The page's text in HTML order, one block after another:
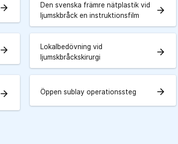
arrow_forward
Den svenska främre nätplastik vid
ljumskbråck en instruktionsfilm
arrow_forward
arrow_forward
Lokalbedövning vid
ljumskbråckskirurgi
arrow_forward
arrow_forward Öppen sublay operationssteg arrow_forward